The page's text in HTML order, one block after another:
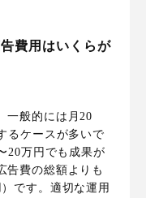
費用はいくらが
一般的には月20
るケースが多いで
20万円でも成果が
告費の総額よりも
です。適切な運用